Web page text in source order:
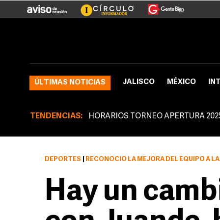
ÚLTIMAS NOTICIAS JALISCO MÉXICO
TENDENCIAS: HORARIOS TORNEO APERTURA
DEPORTES RECONOCIÓ LA MEJORA DEL EQUIPO A
Hay un